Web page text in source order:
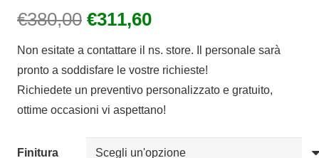
€380,00 Il
originale
era:
€380,00.
€311,60Il
attuale
è:
€311,60.
Non esitate a contattare il ns. store. Il personale sarà
pronto a soddisfare le vostre richieste!
Richiedete un preventivo personalizzato e gratuito,
ottime occasioni vi aspettano!
Finitura